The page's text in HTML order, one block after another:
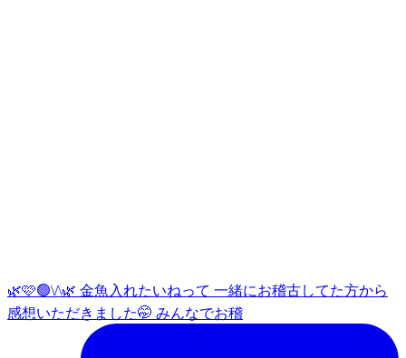
🌿🩷🟢\/\🌿 金魚入れたいねって 一緒にお稽古してた方から
感想いただきました🤭 みんなでお稽